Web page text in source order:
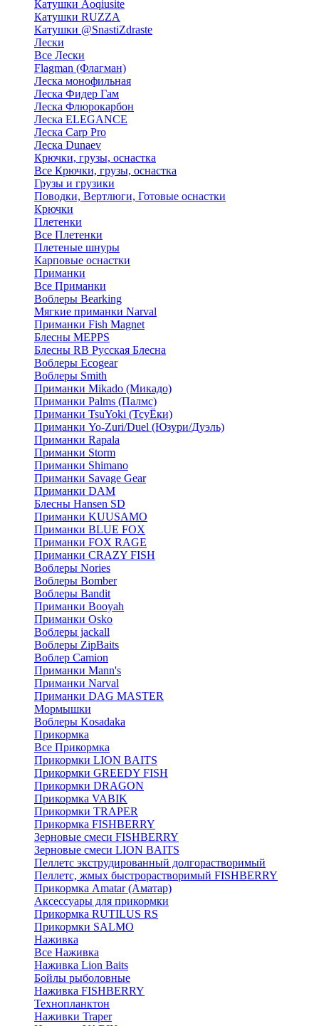
Катушки Aoqiusite
Катушки RUZZA
Катушки @SnastiZdraste
Лески
Все Лески
Flagman (Флагман)
Леска монофильная
Леска Фидер Гам
Леска Флюрокарбон
Леска ELEGANCE
Леска Carp Pro
Леска Dunaev
Крючки, грузы, оснастка
Все Крючки, грузы, оснастка
Грузы и грузики
Поводки, Вертлюги, Готовые оснастки
Крючки
Плетенки
Все Плетенки
Плетеные шнуры
Карповые оснастки
Приманки
Все Приманки
Воблеры Bearking
Мягкие приманки Narval
Приманки Fish Magnet
Блесны MEPPS
Блесны RB Русская Блесна
Воблеры Ecogear
Воблеры Smith
Приманки Mikado (Микадо)
Приманки Palms (Палмс)
Приманки TsuYoki (ТсуЁки)
Приманки Yo-Zuri/Duel (Юзури/Дуэль)
Приманки Rapala
Приманки Storm
Приманки Shimano
Приманки Savage Gear
Приманки DAM
Блесны Hansen SD
Приманки KUUSAMO
Приманки BLUE FOX
Приманки FOX RAGE
Приманки CRAZY FISH
Воблеры Nories
Воблеры Bomber
Воблеры Bandit
Приманки Booyah
Приманки Osko
Воблеры jackall
Воблеры ZipBaits
Воблер Camion
Приманки Mann's
Приманки Narval
Приманки DAG MASTER
Мормышки
Воблеры Kosadaka
Прикормка
Все Прикормка
Прикормки LION BAITS
Прикормки GREEDY FISH
Прикормки DRAGON
Прикормка VABIK
Прикормки TRAPER
Прикормка FISHBERRY
Зерновые смеси FISHBERRY
Зерновые смеси LION BAITS
Пеллетс экструдированный долгорастворимый
Пеллетс, жмых быстрорастворимый FISHBERRY
Прикормка Amatar (Аматар)
Аксессуары для прикормки
Прикормка RUTILUS RS
Прикормки SALMO
Наживка
Все Наживка
Наживка Lion Baits
Бойлы рыболовные
Наживка FISHBERRY
Технопланктон
Наживки Traper